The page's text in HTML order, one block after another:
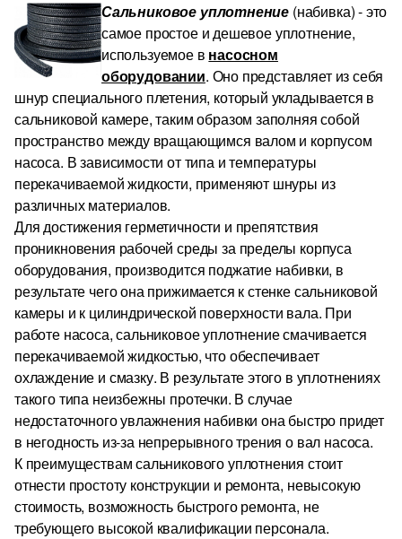
Сальниковое уплотнение (набивка) - это
самое простое и дешевое уплотнение,
используемое в насосном
оборудовании. Оно представляет из себя
шнур специального плетения, который укладывается в
сальниковой камере, таким образом заполняя собой
пространство между вращающимся валом и корпусом
насоса. В зависимости от типа и температуры
перекачиваемой жидкости, применяют шнуры из
различных материалов.
Для достижения герметичности и препятствия
проникновения рабочей среды за пределы корпуса
оборудования, производится поджатие набивки, в
результате чего она прижимается к стенке сальниковой
камеры и к цилиндрической поверхности вала. При
работе насоса, сальниковое уплотнение смачивается
перекачиваемой жидкостью, что обеспечивает
охлаждение и смазку. В результате этого в уплотнениях
такого типа неизбежны протечки. В случае
недостаточного увлажнения набивки она быстро придет
в негодность из-за непрерывного трения о вал насоса.
К преимуществам сальникового уплотнения стоит
отнести простоту конструкции и ремонта, невысокую
стоимость, возможность быстрого ремонта, не
требующего высокой квалификации персонала.